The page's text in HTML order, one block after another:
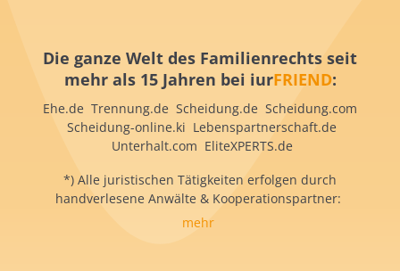
Die ganze Welt des Familienrechts seit
mehr als 15 Jahren bei iurFRIEND:
Ehe.de Trennung.de Scheidung.de Scheidung.com
Scheidung-online.ki Lebenspartnerschaft.de
Unterhalt.com EliteXPERTS.de
*) Alle juristischen Tätigkeiten erfolgen durch
handverlesene Anwälte & Kooperationspartner:
mehr